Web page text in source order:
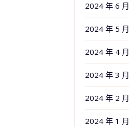
2024 年 6 月
2024 年 5 月
2024 年 4 月
2024 年 3 月
2024 年 2 月
2024 年 1 月